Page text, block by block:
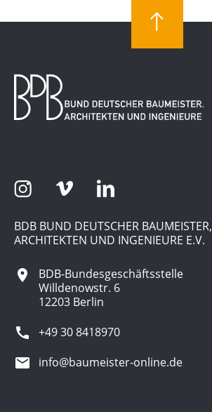
BDB BUND DEUTSCHER BAUMEISTER,
ARCHITEKTEN UND INGENIEURE E.V.
BDB-Bundesgeschäftsstelle
Willdenowstr. 6
12203 Berlin
+49 30 8418970
info@baumeister-online.de